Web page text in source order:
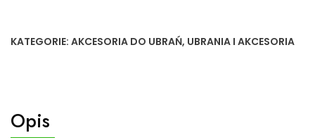
KATEGORIE: AKCESORIA DO UBRAŃ, UBRANIA I AKCESORIA
Opis